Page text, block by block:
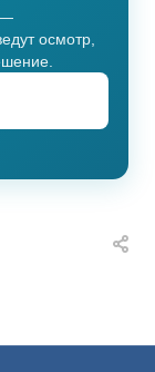
—
осмотр,